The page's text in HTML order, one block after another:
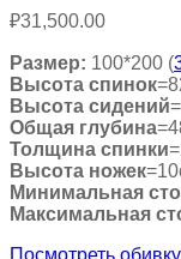
₽31,500.00
Размер: 100*200 (
Высота спинок
Высота сидений
Общая глубина
Толщина спинки
Высота ножек
Минимальная
Максимальная
Посмотреть обивку